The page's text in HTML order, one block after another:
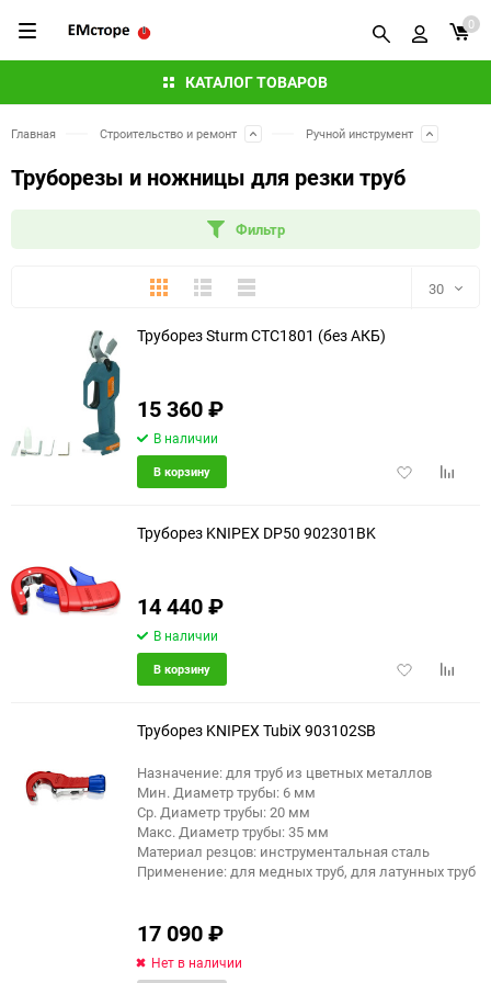
КАТАЛОГ ТОВАРОВ
0
Главная Строительство и ремонт Ручной инструмент
Труборезы и ножницы для резки труб
Фильтр
ПлиткаПодробноКомпактно 30
150
Труборез Sturm CTC1801 (без АКБ)
15 360₽
В наличии
Добавить
В корзину
Труборез KNIPEX DP50 902301BK
14 440₽
В наличии
Добавить
В корзину
Труборез KNIPEX TubiX 903102SB
Назначение: для труб из цветных металлов
Мин. Диаметр трубы: 6 мм
Ср. Диаметр трубы: 20 мм
Макс. Диаметр трубы: 35 мм
Материал резцов: инструментальная сталь
Применение: для медных труб, для латунных труб
17 090₽
Нет в наличии